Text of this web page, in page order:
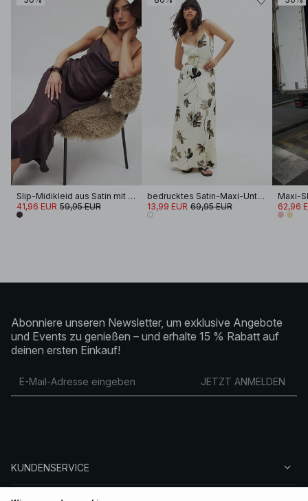
Slip-Midikleid aus Satin mit Faltendetail
41,96 EUR 59,95 EUR
bedrucktes Satin-Maxi-Unterkleid
13,99 EUR 69,95 EUR
Maxi-
62,96
Abonniere unseren Newsletter, um exklusive Angebote
und Events zu genießen – und erhalte 15 % Rabatt auf
deinen ersten Einkauf!
JETZT ANMELDEN
KUNDENSERVICE